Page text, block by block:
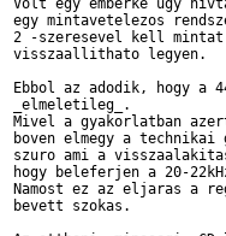
Volt egy emberke ugy
egy mintavetelezos
2 -szeresevel kell
visszaallithato legyen.
Ebbol az adodik, hogy a
_elmeletileg_.
Mivel a gyakorlatban
boven elmegy a
szuro ami a
hogy beleferjen a 20-
Namost ez az eljaras a
bevett szokas.